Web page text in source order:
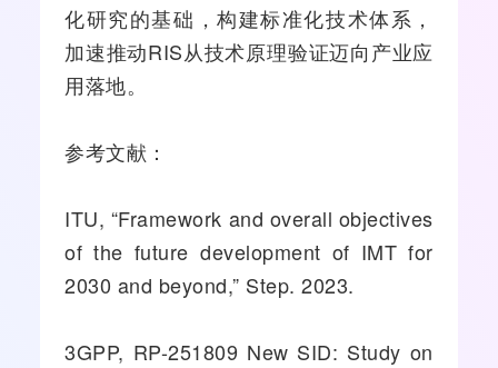
化研究的基础，构建标准化技术体系，
加速推动RIS从技术原理验证迈向产业应
用落地。
参考文献：
ITU, “Framework and overall objectives
of the future development of IMT for
2030 and beyond,” Step. 2023.
3GPP, RP-251809 New SID: Study on